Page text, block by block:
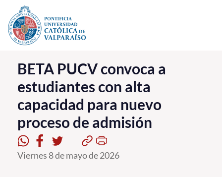
Click acá para ir directamente al contenido
La Universidad
Investigación, Creación e Innovación
PUCV Internacional
Vinculación con el Medio
Admisión
BETA PUCV convoca a
estudiantes con alta
capacidad para nuevo
proceso de admisión
Viernes 8 de mayo de 2026